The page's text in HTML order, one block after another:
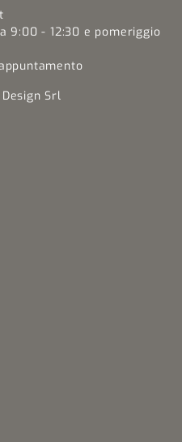
9:00 - 12:30 e pomeriggio
Srl